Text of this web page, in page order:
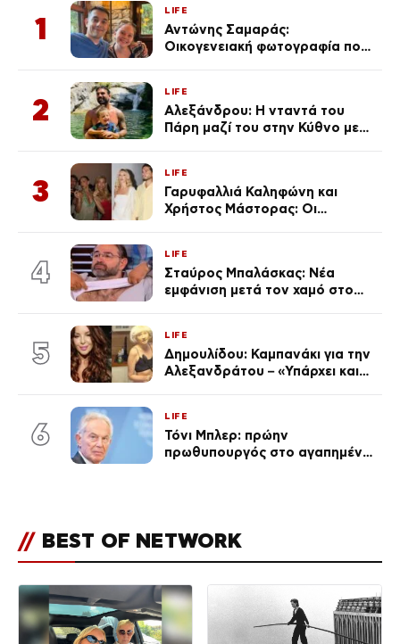
1
LIFE
Αντώνης Σαμαράς:
Οικογενειακή φωτογραφία που
Λένας
2
LIFE
Αλεξάνδρου: Η νταντά του
Πάρη μαζί του στην Κύθνο με
3
LIFE
Γαρυφαλλιά Καληφώνη και
Χρήστος Μάστορας: Οι
απαρατήρητη
4
LIFE
Σταύρος Μπαλάσκας: Νέα
εμφάνιση μετά τον χαμό στο
5
LIFE
Δημουλίδου: Καμπανάκι για την
Αλεξανδράτου – «Υπάρχει και
6
LIFE
Τόνι Μπλερ: πρώην
πρωθυπουργός στο αγαπημένο
// BEST OF NETWORK